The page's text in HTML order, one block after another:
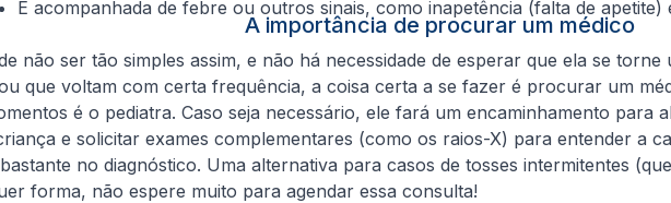
É acompanhada de febre ou outros sinais, como inapetência (falta de apetite)
A importância de procurar um médico
não ser tão simples assim, e não há necessidade de esperar que ela se
que voltam com certa frequência, a coisa certa a se fazer é procurar um
é o pediatra. Caso seja necessário, ele fará um encaminhamento para
e solicitar exames complementares (como os raios-X) para entender a
no diagnóstico. Uma alternativa para casos de tosses intermitentes
forma, não espere muito para agendar essa consulta!